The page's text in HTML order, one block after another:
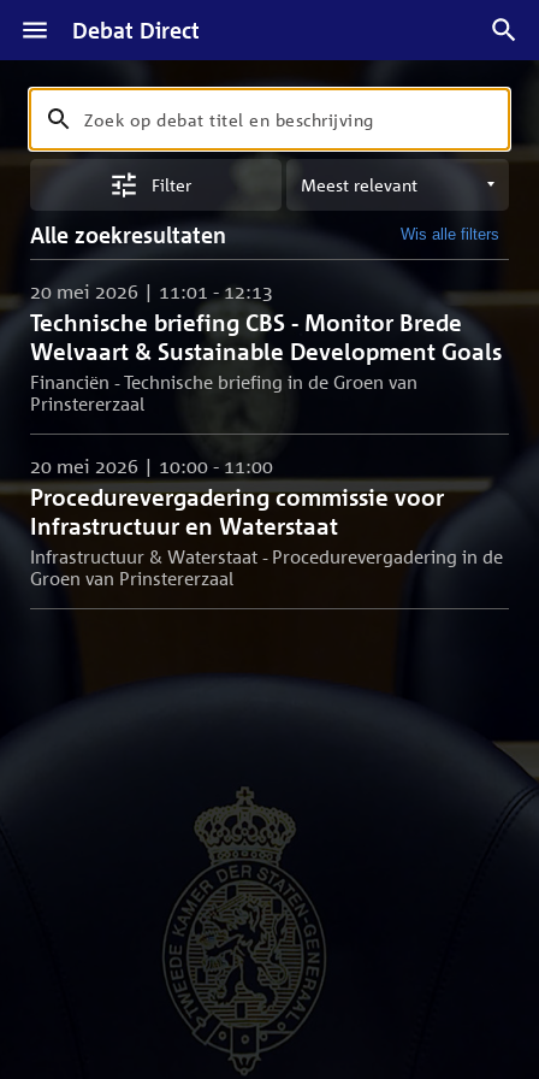
Debat Direct
Zoeken
Zoek
op
en
beschrijving
Filter
Sorteren
op
meest
Alle zoekresultaten Wis alle filters
Technische briefing CBS - Monitor Brede
Welvaart & Sustainable Development Goals
20 mei 2026 | 11:01 - 12:13
Financiën - Technische briefing in de Groen van
Prinstererzaal
Procedurevergadering commissie voor
Infrastructuur en Waterstaat
20 mei 2026 | 10:00 - 11:00
Infrastructuur & Waterstaat - Procedurevergadering in de
Groen van Prinstererzaal